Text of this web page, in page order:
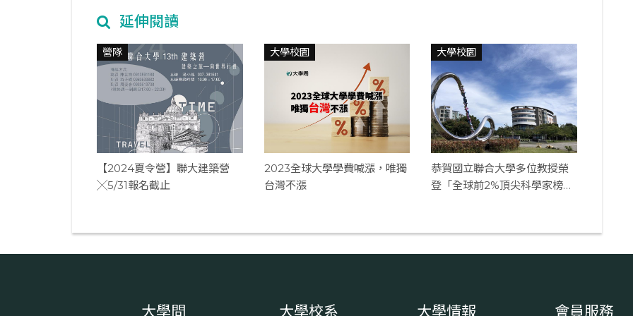
延伸閱讀
營隊
【2024夏令營】聯大建築營
╳5/31報名截止
大學校園
2023全球大學學費喊漲，唯獨
台灣不漲
大學校園
恭賀國立聯合大學多位教授榮
登「全球前2%頂尖科學家榜
大學問 大學校系 大學情報 會員服務